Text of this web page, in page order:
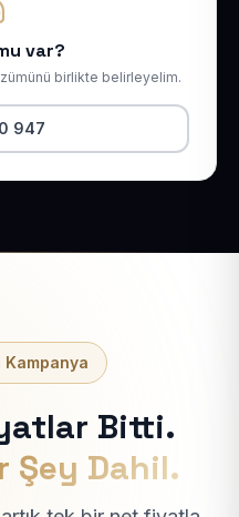
var?
birlikte belirleyelim.
947
Kampanya
Bitti.
Şey Dahil.